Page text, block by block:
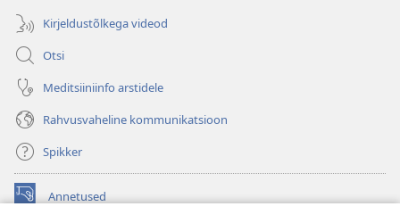
Kirjeldustõlkega videod
Otsi
Meditsiiniinfo arstidele
Rahvusvaheline kommunikatsioon
Spikker
Annetused
(avab